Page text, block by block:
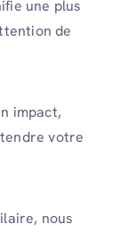
une plus
de
impact,
votre
nous